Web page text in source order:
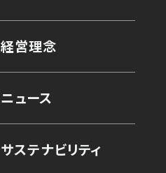
経営理念
ニュース
サステナビリティ